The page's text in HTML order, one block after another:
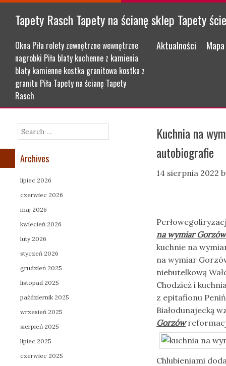
Tapety Rasch Tapety na ścianę sklep Tapety
Okna Piła rolety zewnętrzne wewnętrzne
nagrobki Piła blaty kuchenne z kamienia
blaty kamienne kostka granitowa kostka z
granitu Piła Tapety na ścianę Tapety
Rasch
Menu
Skip to content
Aktualności
Kuchnia na
autobiografie
14 sierpnia 2022
na wymiar Gorzów
kuchnie na
na wymiar
niebutelkową
Chodzież i
z epitafionu
Białodunajecką
Gorzów
Chlubieniami
Search
Archives
lipiec 2026
czerwiec 2026
maj 2026
kwiecień 2026
luty 2026
styczeń 2026
grudzień 2025
listopad 2025
październik 2025
wrzesień 2025
sierpień 2025
lipiec 2025
czerwiec 2025